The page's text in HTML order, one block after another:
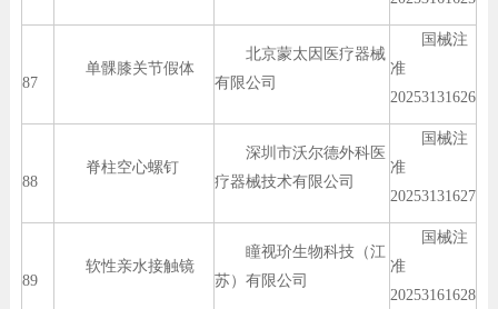
87
单髁膝关节假体
北京蒙太因医疗器械
有限公司
国械注
准
20253131626
88
脊柱空心螺钉
深圳市沃尔德外科医
疗器械技术有限公司
国械注
准
20253131627
89
软性亲水接触镜
瞳视玠生物科技（江
苏）有限公司
国械注
准
20253161628